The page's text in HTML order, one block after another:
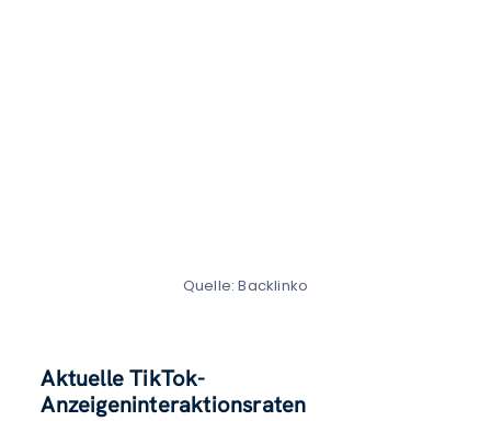
Quelle: Backlinko
Aktuelle TikTok-
Anzeigeninteraktionsraten